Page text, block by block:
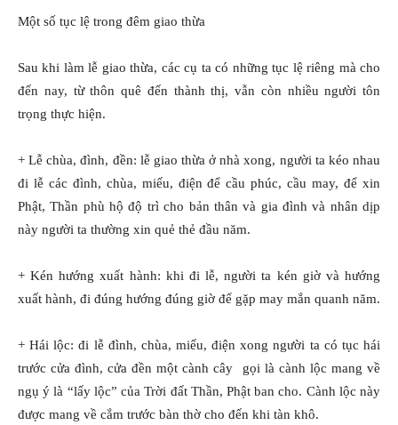
Một số tục lệ trong đêm giao thừa
Sau khi làm lễ giao thừa, các cụ ta có những tục lệ riêng mà cho
đến nay, từ thôn quê đến thành thị, vẫn còn nhiều người tôn
trọng thực hiện.
+ Lễ chùa, đình, đền: lễ giao thừa ở nhà xong, người ta kéo nhau
đi lễ các đình, chùa, miếu, điện để cầu phúc, cầu may, để xin
Phật, Thần phù hộ độ trì cho bản thân và gia đình và nhân dịp
này người ta thường xin quẻ thẻ đầu năm.
+ Kén hướng xuất hành: khi đi lễ, người ta kén giờ và hướng
xuất hành, đi đúng hướng đúng giờ để gặp may mắn quanh năm.
+ Hái lộc: đi lễ đình, chùa, miếu, điện xong người ta có tục hái
trước cửa đình, cửa đền một cành cây gọi là cành lộc mang về
ngụ ý là “lấy lộc” của Trời đất Thần, Phật ban cho. Cành lộc này
được mang về cắm trước bàn thờ cho đến khi tàn khô.